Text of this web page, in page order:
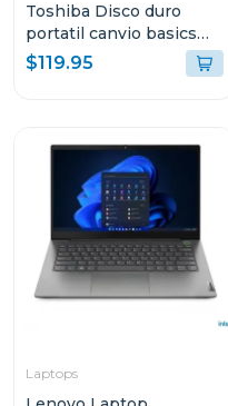
Toshiba Disco duro
portatil canvio basics
hdd de 2tb hdtb520xk
$119.95
Laptops